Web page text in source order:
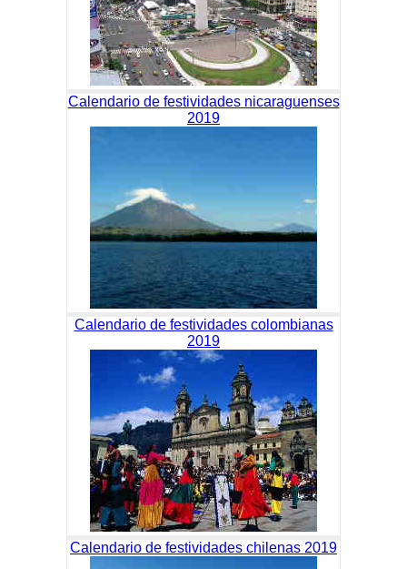
Calendario de festividades nicaraguenses
2019
Calendario de festividades colombianas
2019
Calendario de festividades chilenas 2019